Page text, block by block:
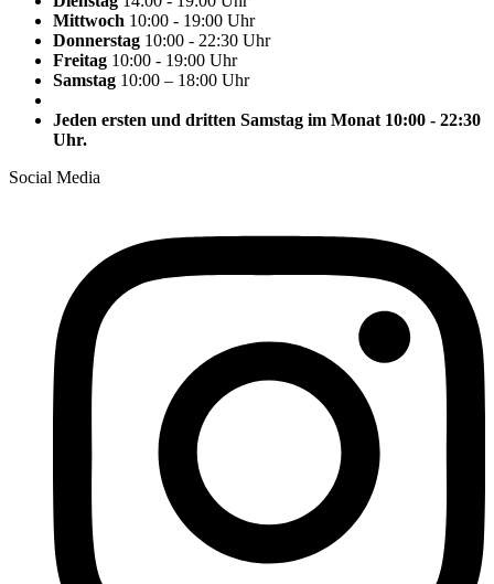
Mittwoch 10:00 - 19:00 Uhr
Donnerstag 10:00 - 22:30 Uhr
Freitag 10:00 - 19:00 Uhr
Samstag 10:00 – 18:00 Uhr
Jeden ersten und dritten Samstag im Monat 10:00 - 22:30
Uhr.
Social Media